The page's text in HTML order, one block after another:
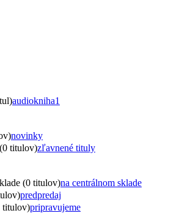
audiokniha1
novinky
titulov)zľavnené tituly
(0 titulov)na centrálnom sklade
predpredaj
titulov)pripravujeme